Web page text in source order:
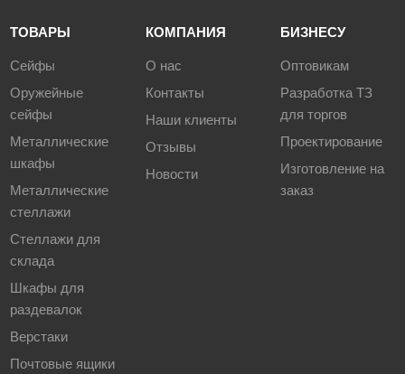
ТОВАРЫ
Сейфы
Оружейные
сейфы
Металлические
шкафы
Металлические
стеллажи
Стеллажи для
склада
Шкафы для
раздевалок
Верстаки
Почтовые ящики
КОМПАНИЯ
О нас
Контакты
Наши клиенты
Отзывы
Новости
БИЗНЕСУ
Оптовикам
Разработка ТЗ
для торгов
Проектирование
Изготовление на
заказ